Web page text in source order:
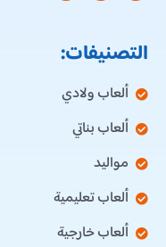
التصنيفات:
ألعاب ولادي
ألعاب بناتي
مواليد
ألعاب تعليمية
ألعاب خارجية